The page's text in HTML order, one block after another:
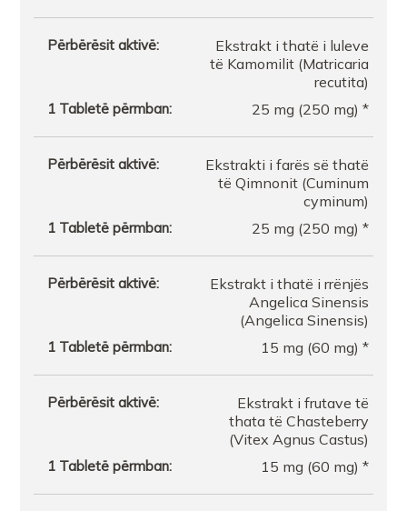
Ekstrakt i thatë i luleve
të Kamomilit (Matricaria
recutita)
25 mg (250 mg) *
Ekstrakti i farës së thatë
të Qimnonit (Cuminum
cyminum)
25 mg (250 mg) *
Ekstrakt i thatë i rrënjës
Angelica Sinensis
(Angelica Sinensis)
15 mg (60 mg) *
Ekstrakt i frutave të
thata të Chasteberry
(Vitex Agnus Castus)
15 mg (60 mg) *